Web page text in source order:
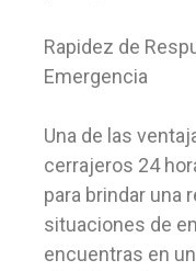
Rapidez de
Emergencia
Una de las
cerrajeros 24
para brindar una
situaciones de
encuentras en